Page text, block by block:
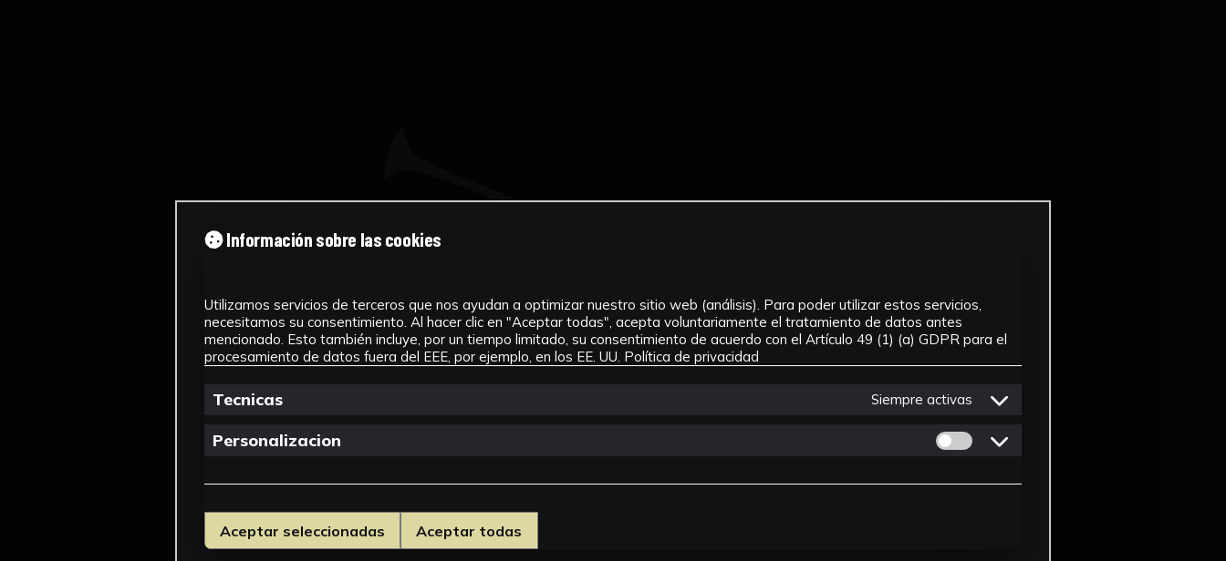
Información sobre las cookies
Utilizamos servicios de terceros que nos ayudan a optimizar nuestro sitio web (análisis). Para poder utilizar estos servicios,
necesitamos su consentimiento. Al hacer clic en "Aceptar todas", acepta voluntariamente el tratamiento de datos antes
mencionado. Esto también incluye, por un tiempo limitado, su consentimiento de acuerdo con el Artículo 49 (1) (a) GDPR para el
procesamiento de datos fuera del EEE, por ejemplo, en los EE. UU. Política de privacidad
Tecnicas Siempre activas
Personalizacion Permitir cookies de Personalizacion
Aceptar seleccionadas Aceptar todas